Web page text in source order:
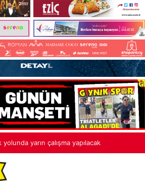
yarın çalışma yapılacak